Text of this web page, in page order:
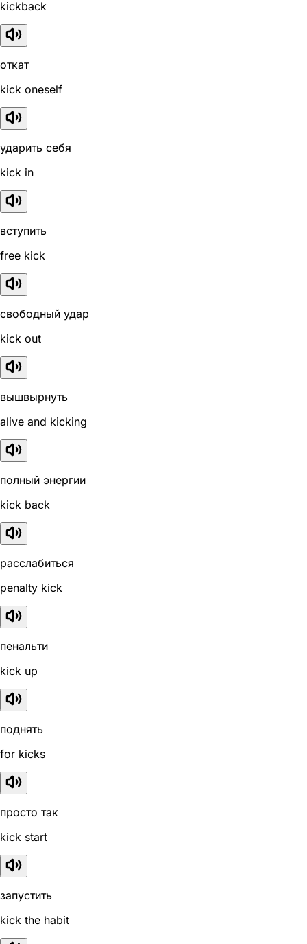
kickback
откат
kick oneself
ударить себя
kick in
вступить
free kick
свободный удар
kick out
вышвырнуть
alive and kicking
полный энергии
kick back
расслабиться
penalty kick
пенальти
kick up
поднять
for kicks
просто так
kick start
запустить
kick the habit